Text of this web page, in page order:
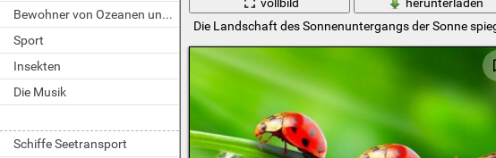
Bewohner von Ozeanen und Flüssen
Sport
Insekten
Die Musik
Schiffe Seetransport
Die Landschaft des Sonnenuntergangs der Sonne